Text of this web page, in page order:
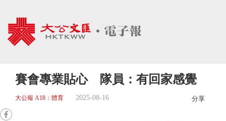
賽會專業貼心 隊員：有回家感覺
大公報 A18：體育 2025-08-16 分享